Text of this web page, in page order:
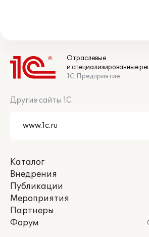
Отраслевые
и специализированные
1С:Предприятие
Другие сайты 1С
Каталог
Внедрения
Публикации
Мероприятия
Партнеры
Форум